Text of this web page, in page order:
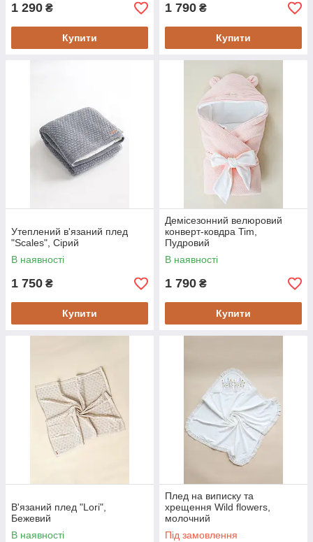
1 290 ₴
Купити
1 790 ₴
Купити
Утеплений в'язаний плед
"Scales", Сірий
В наявності
1 750 ₴
Купити
Демісезонний велюровий
конверт-ковдра Tim,
Пудровий
В наявності
1 790 ₴
Купити
В'язаний плед "Lori",
Бежевий
В наявності
Плед на виписку та
хрещення Wild flowers,
молочний
Під замовлення